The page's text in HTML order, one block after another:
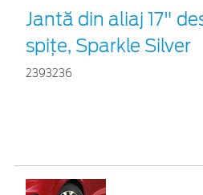
Jantă din aliaj 17"
spiţe, Sparkle Silver
2393236